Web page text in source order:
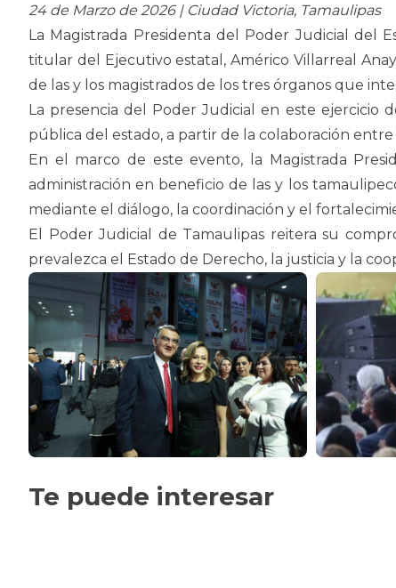
24 de Marzo de 2026 | Ciudad Victoria, Tamaulipas
La Magistrada Presidenta del Poder Judicial del
titular del Ejecutivo estatal, Américo Villarreal
de las y los magistrados de los tres órganos que
La presencia del Poder Judicial en este
pública del estado, a partir de la colaboración
En el marco de este evento, la Magistrada
administración en beneficio de las y los
mediante el diálogo, la coordinación y el
El Poder Judicial de Tamaulipas reitera su
prevalezca el Estado de Derecho, la justicia y la
Te puede interesar